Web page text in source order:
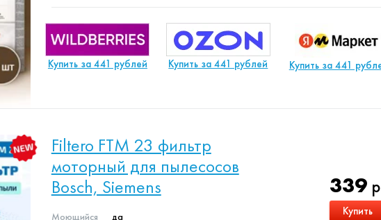
Купить за 441 рублей Купить за 441 рублей Купить за 441
Filtero FTM 23 фильтр
моторный для пылесосов
Bosch, Siemens
Моющийся
да
339
Купить